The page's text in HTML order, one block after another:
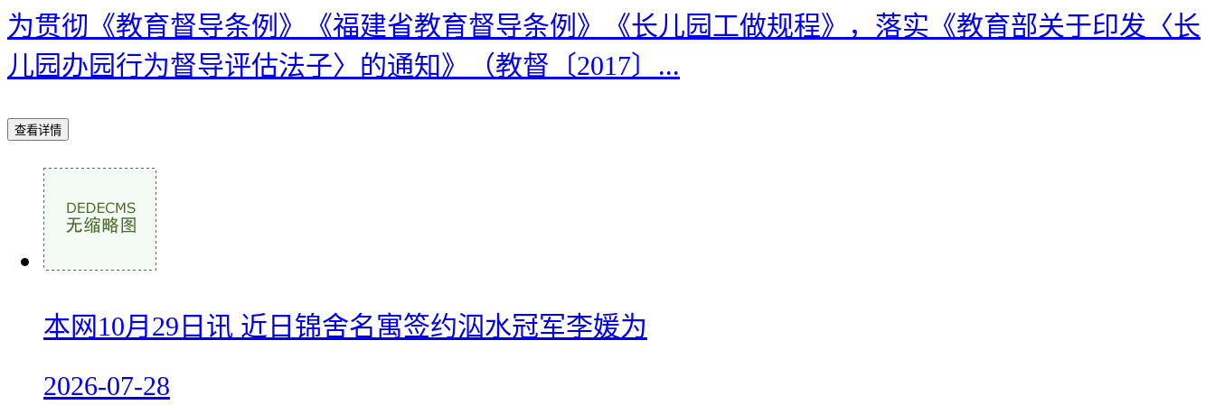
为贯彻《教育督导条例》《福建省教育督导条例》《长儿园工做规程》，落实《教育部关于印发〈长
儿园办园行为督导评估法子〉的通知》（教督〔2017〕...
查看详情
本网10月29日讯 近日锦舍名寓签约泅水冠军李媛为
2026-07-28